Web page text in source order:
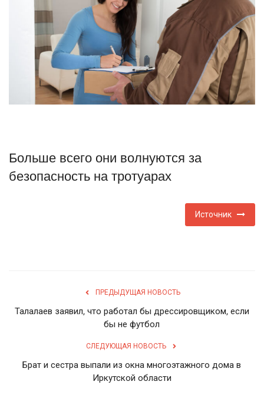
Туризм
Недвижимость
Шоу-бизнес
Больше всего они волнуются за
безопасность на тротуарах
Источник
ПРЕДЫДУЩАЯ НОВОСТЬ
Талалаев заявил, что работал бы дрессировщиком, если
бы не футбол
СЛЕДУЮЩАЯ НОВОСТЬ
Брат и сестра выпали из окна многоэтажного дома в
Иркутской области